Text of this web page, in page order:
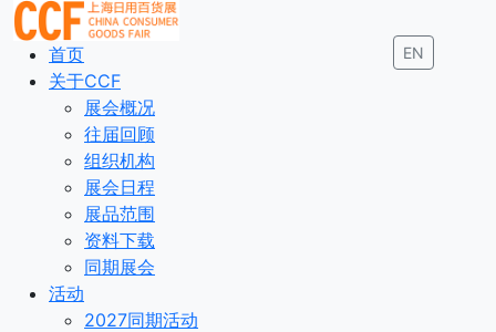
EN
首页
关于CCF
展会概况
往届回顾
组织机构
展会日程
展品范围
资料下载
同期展会
活动
2027同期活动